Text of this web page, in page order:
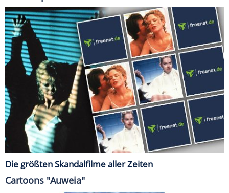
Die größten Skandalfilme aller Zeiten
Cartoons "Auweia"